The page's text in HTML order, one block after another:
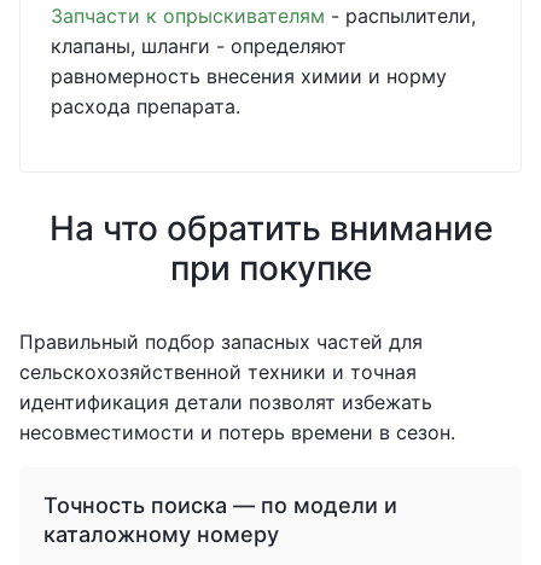
Запчасти к опрыскивателям - распылители,
клапаны, шланги - определяют
равномерность внесения химии и норму
расхода препарата.
На что обратить внимание
при покупке
Правильный подбор запасных частей для
сельскохозяйственной техники и точная
идентификация детали позволят избежать
несовместимости и потерь времени в сезон.
Точность поиска — по модели и
каталожному номеру